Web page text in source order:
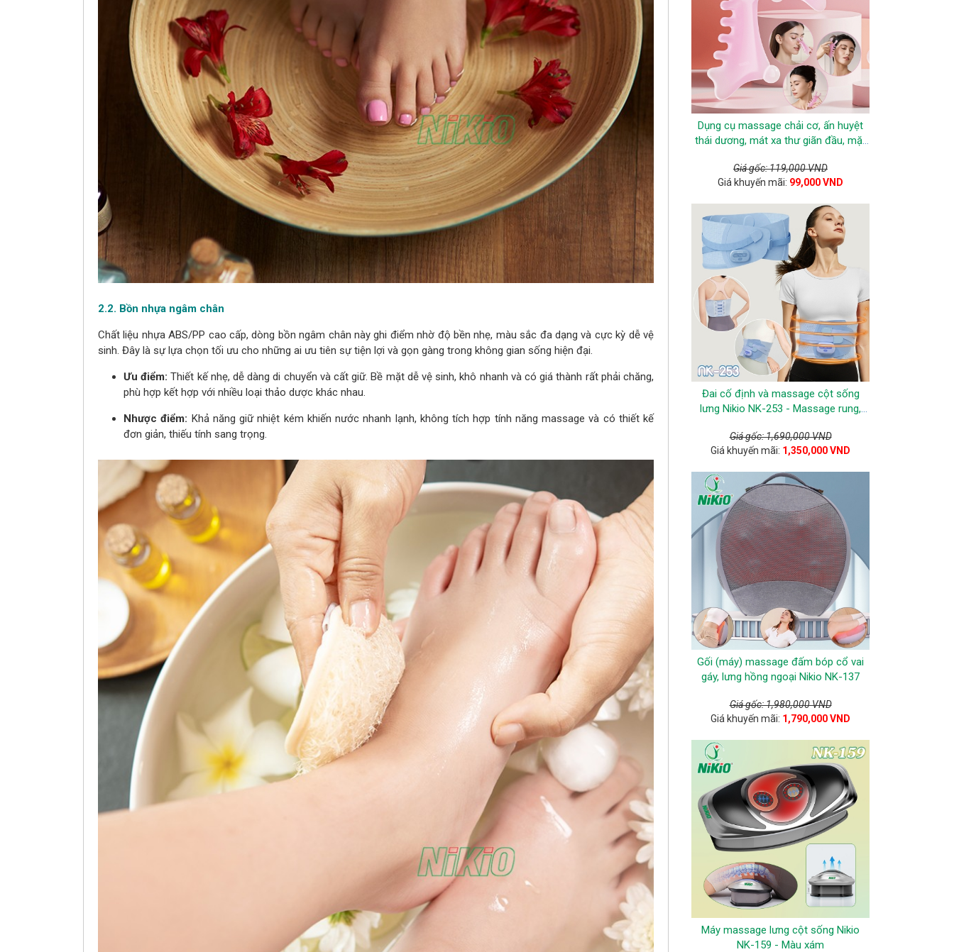
2.2. Bồn nhựa ngâm chân
Chất liệu nhựa ABS/PP cao cấp, dòng bồn ngâm chân này ghi điểm nhờ độ bền nhẹ, màu sắc đa dạng và cực kỳ dễ vệ
sinh. Đây là sự lựa chọn tối ưu cho những ai ưu tiên sự tiện lợi và gọn gàng trong không gian sống hiện đại.
Ưu điểm: Thiết kế nhẹ, dễ dàng di chuyển và cất giữ. Bề mặt dễ vệ sinh, khô nhanh và có giá thành rất phải chăng,
phù hợp kết hợp với nhiều loại thảo dược khác nhau.
Nhược điểm: Khả năng giữ nhiệt kém khiến nước nhanh lạnh, không tích hợp tính năng massage và có thiết kế
đơn giản, thiếu tính sang trọng.
Dụng cụ massage chải cơ, ấn huyệt
thái dương, mát xa thư giãn đầu, mặt
Giá gốc: 119,000 VND
Giá khuyến mãi: 99,000 VND
Đai cố định và massage cột sống
lưng Nikio NK-253 - Massage rung,
Giá gốc: 1,690,000 VND
Giá khuyến mãi: 1,350,000 VND
Gối (máy) massage đấm bóp cổ vai
gáy, lưng hồng ngoại Nikio NK-137
Giá gốc: 1,980,000 VND
Giá khuyến mãi: 1,790,000 VND
Máy massage lưng cột sống Nikio
NK-159 - Màu xám